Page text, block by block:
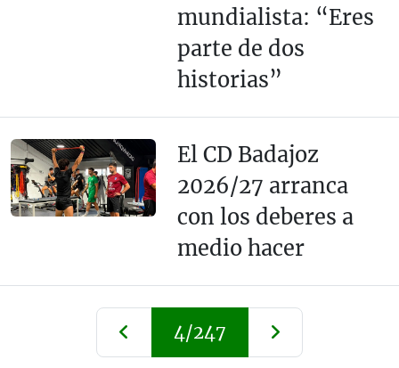
mundialista: “Eres
parte de dos
historias”
El CD Badajoz
2026/27 arranca
con los deberes a
medio hacer
4/247